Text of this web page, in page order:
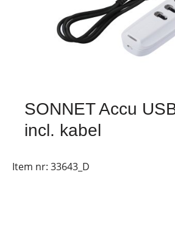
SONNET Accu
incl. kabel
Item nr: 33643_D